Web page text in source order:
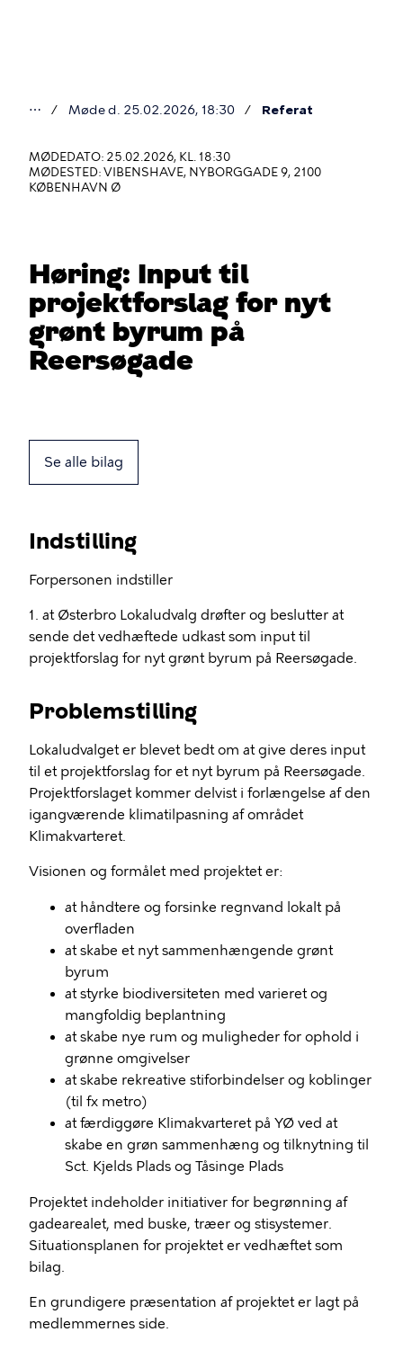
er
her
⋯ Møde d. 25.02.2026, 18:30 Referat
MØDEDATO: 25.02.2026, KL. 18:30
MØDESTED: VIBENSHAVE, NYBORGGADE 9, 2100
KØBENHAVN Ø
Høring: Input til
projektforslag for nyt
grønt byrum på
Reersøgade
Se alle bilag
Indstilling
Forpersonen indstiller
1. at Østerbro Lokaludvalg drøfter og beslutter at
sende det vedhæftede udkast som input til
projektforslag for nyt grønt byrum på Reersøgade.
Problemstilling
Lokaludvalget er blevet bedt om at give deres input
til et projektforslag for et nyt byrum på Reersøgade.
Projektforslaget kommer delvist i forlængelse af den
igangværende klimatilpasning af området
Klimakvarteret.
Visionen og formålet med projektet er:
at håndtere og forsinke regnvand lokalt på
overfladen
at skabe et nyt sammenhængende grønt
byrum
at styrke biodiversiteten med varieret og
mangfoldig beplantning
at skabe nye rum og muligheder for ophold i
grønne omgivelser
at skabe rekreative stiforbindelser og koblinger
(til fx metro)
at færdiggøre Klimakvarteret på YØ ved at
skabe en grøn sammenhæng og tilknytning til
Sct. Kjelds Plads og Tåsinge Plads
Projektet indeholder initiativer for begrønning af
gadearealet, med buske, træer og stisystemer.
Situationsplanen for projektet er vedhæftet som
bilag.
En grundigere præsentation af projektet er lagt på
medlemmernes side.